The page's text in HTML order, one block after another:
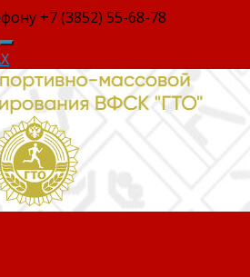
+7 (3852) 55-68-78